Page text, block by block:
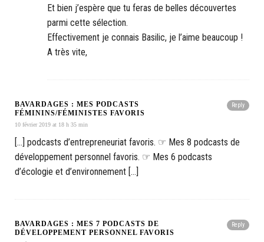
Et bien j’espère que tu feras de belles découvertes
parmi cette sélection.
Effectivement je connais Basilic, je l’aime beaucoup !
A très vite,
Reply
BAVARDAGES : MES PODCASTS
FÉMININS/FÉMINISTES FAVORIS
10 février 2019 at 18 h 35 min
[…] podcasts d’entrepreneuriat favoris. ☞ Mes 8 podcasts de
développement personnel favoris. ☞ Mes 6 podcasts
d’écologie et d’environnement […]
Reply
BAVARDAGES : MES 7 PODCASTS DE
DÉVELOPPEMENT PERSONNEL FAVORIS